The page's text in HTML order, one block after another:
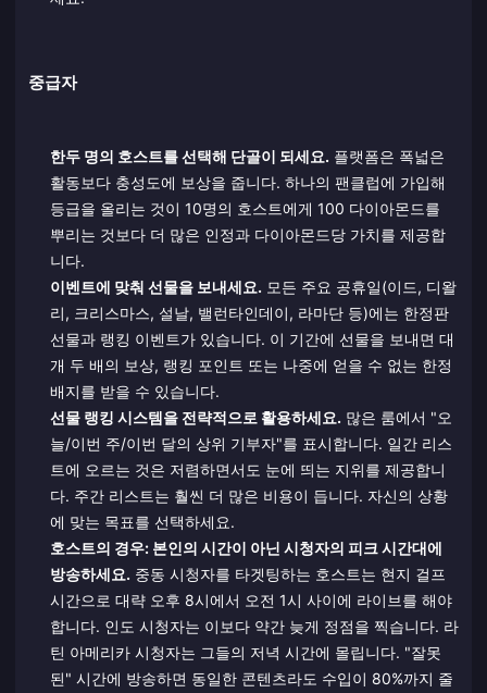
중급자
한두 명의 호스트를 선택해 단골이 되세요. 플랫폼은 폭넓은
활동보다 충성도에 보상을 줍니다. 하나의 팬클럽에 가입해
등급을 올리는 것이 10명의 호스트에게 100 다이아몬드를
뿌리는 것보다 더 많은 인정과 다이아몬드당 가치를 제공합
니다.
이벤트에 맞춰 선물을 보내세요. 모든 주요 공휴일(이드, 디왈
리, 크리스마스, 설날, 밸런타인데이, 라마단 등)에는 한정판
선물과 랭킹 이벤트가 있습니다. 이 기간에 선물을 보내면 대
개 두 배의 보상, 랭킹 포인트 또는 나중에 얻을 수 없는 한정
배지를 받을 수 있습니다.
선물 랭킹 시스템을 전략적으로 활용하세요. 많은 룸에서 "오
늘/이번 주/이번 달의 상위 기부자"를 표시합니다. 일간 리스
트에 오르는 것은 저렴하면서도 눈에 띄는 지위를 제공합니
다. 주간 리스트는 훨씬 더 많은 비용이 듭니다. 자신의 상황
에 맞는 목표를 선택하세요.
호스트의 경우: 본인의 시간이 아닌 시청자의 피크 시간대에
방송하세요. 중동 시청자를 타겟팅하는 호스트는 현지 걸프
시간으로 대략 오후 8시에서 오전 1시 사이에 라이브를 해야
합니다. 인도 시청자는 이보다 약간 늦게 정점을 찍습니다. 라
틴 아메리카 시청자는 그들의 저녁 시간에 몰립니다. "잘못
된" 시간에 방송하면 동일한 콘텐츠라도 수입이 80%까지 줄